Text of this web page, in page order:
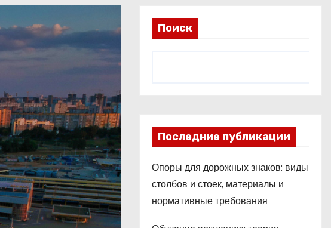
Поиск
Последние публикации
Опоры для дорожных знаков: виды
столбов и стоек, материалы и
нормативные требования